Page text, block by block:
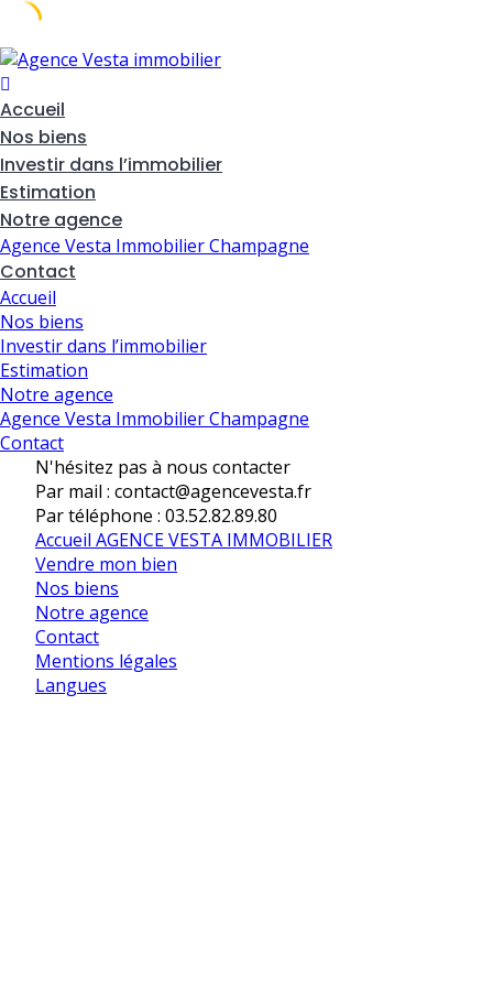
Skip
to
content
Accueil
Nos biens
Investir dans l’immobilier
Estimation
Notre agence
Agence Vesta Immobilier Champagne
Contact
Accueil
Nos biens
Investir dans l’immobilier
Estimation
Notre agence
Agence Vesta Immobilier Champagne
Contact
N'hésitez pas à nous contacter
Par mail : contact@agencevesta.fr
Par téléphone : 03.52.82.89.80
Accueil AGENCE VESTA IMMOBILIER
Vendre mon bien
Nos biens
Notre agence
Contact
Mentions légales
Langues